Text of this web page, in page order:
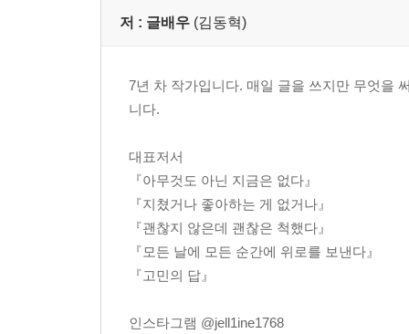
저 : 글배우 (김동혁)
7년 차 작가입니다. 매일 글을 쓰지만 무엇을
니다.
대표저서
『아무것도 아닌 지금은 없다』
『지쳤거나 좋아하는 게 없거나』
『괜찮지 않은데 괜찮은 척했다』
『모든 날에 모든 순간에 위로를 보낸다』
『고민의 답』
인스타그램 @jell1ine1768